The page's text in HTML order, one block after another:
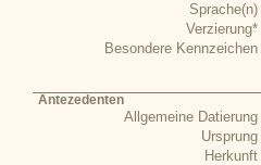
Sprache(n)
Verzierung*
Besondere Kennzeichen
Antezedenten
Allgemeine Datierung
Ursprung
Herkunft